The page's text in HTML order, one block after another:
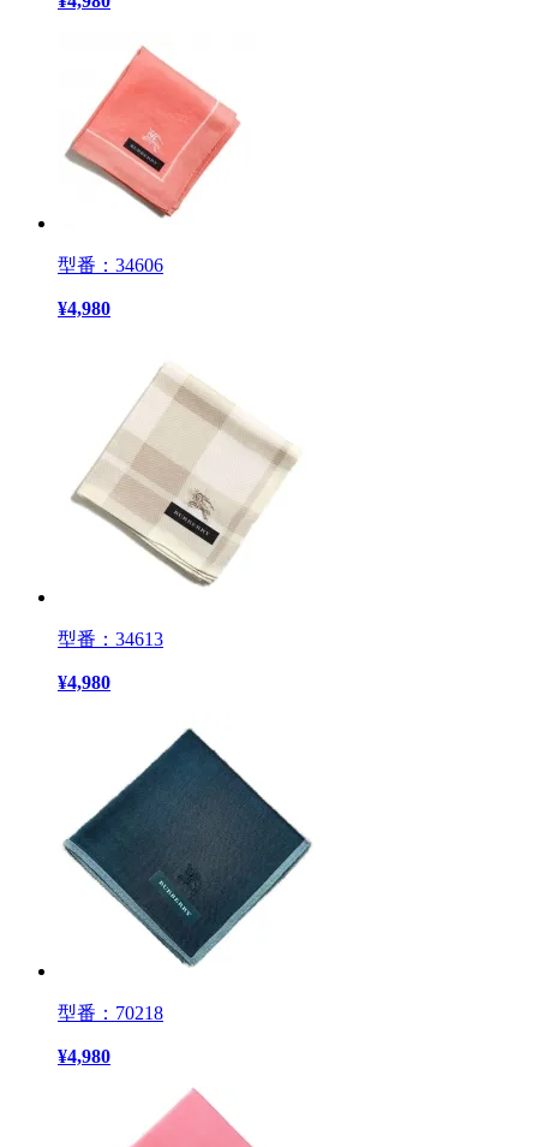
型番：34606
¥4,980
型番：34613
¥4,980
型番：70218
¥4,980